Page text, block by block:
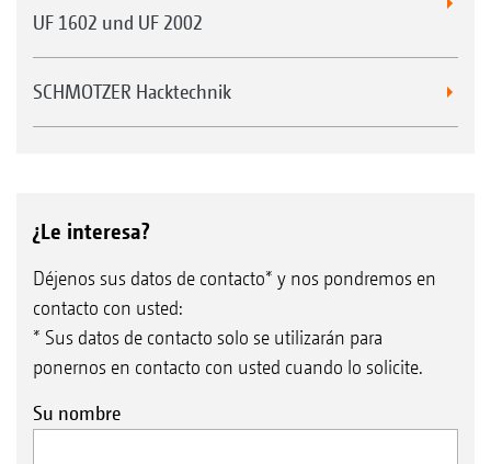
UF 1602 und UF 2002
SCHMOTZER Hacktechnik
¿Le interesa?
Déjenos sus datos de contacto* y nos pondremos en
contacto con usted:
* Sus datos de contacto solo se utilizarán para
ponernos en contacto con usted cuando lo solicite.
Su nombre